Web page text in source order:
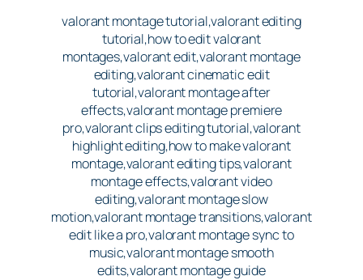
valorant montage tutorial,valorant editing
tutorial,how to edit valorant
montages,valorant edit,valorant montage
editing,valorant cinematic edit
tutorial,valorant montage after
effects,valorant montage premiere
pro,valorant clips editing tutorial,valorant
highlight editing,how to make valorant
montage,valorant editing tips,valorant
montage effects,valorant video
editing,valorant montage slow
motion,valorant montage transitions,valorant
edit like a pro,valorant montage sync to
music,valorant montage smooth
edits,valorant montage guide